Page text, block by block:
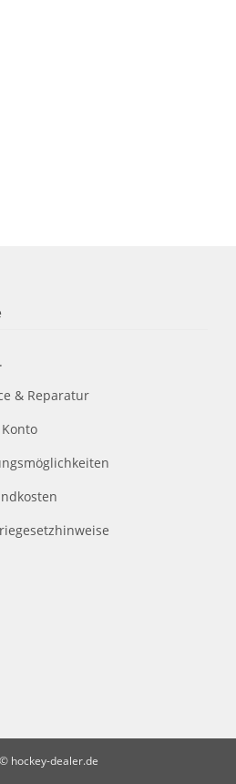
& Reparatur
© hockey-dealer.de